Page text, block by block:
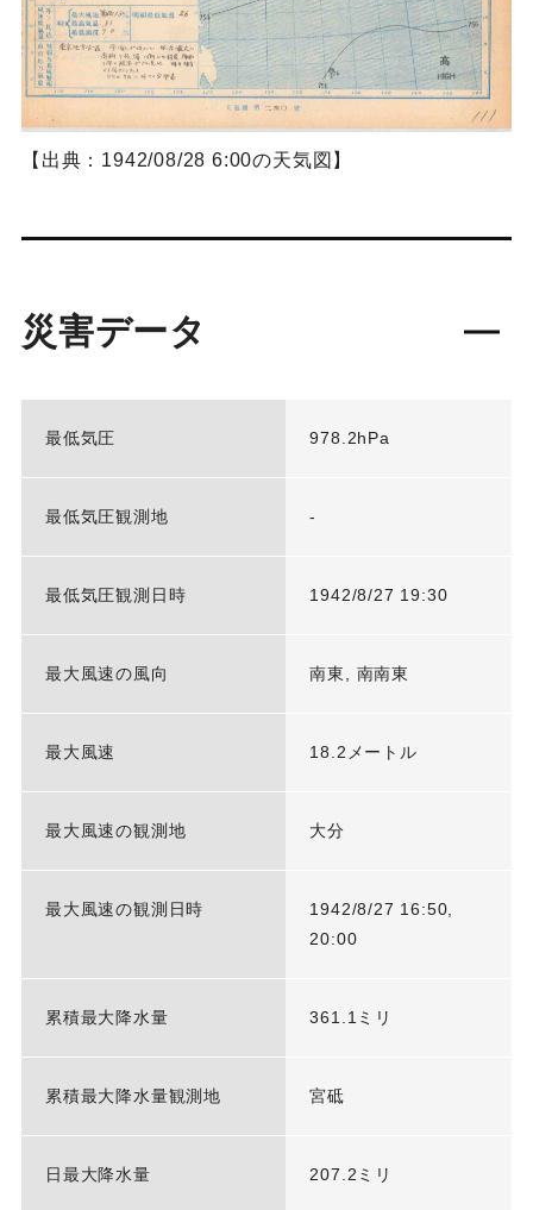
【出典：1942/08/28 6:00の天気図】
災害データ
最低気圧 978.2hPa
最低気圧観測地 -
最低気圧観測日時 1942/8/27 19:30
最大風速の風向 南東, 南南東
最大風速 18.2メートル
最大風速の観測地 大分
最大風速の観測日時
1942/8/27 16:50,
20:00
累積最大降水量 361.1ミリ
累積最大降水量観測地 宮砥
日最大降水量 207.2ミリ